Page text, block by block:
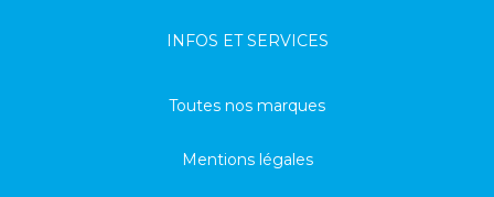
INFOS ET SERVICES
Toutes nos marques
Mentions légales